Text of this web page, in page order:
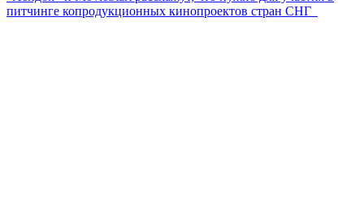
питчинге копродукционных кинопроектов стран СНГ